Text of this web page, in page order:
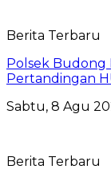
Berita Terbaru
Polsek Budong
Pertandingan
Sabtu, 8 Agu
Berita Terbaru